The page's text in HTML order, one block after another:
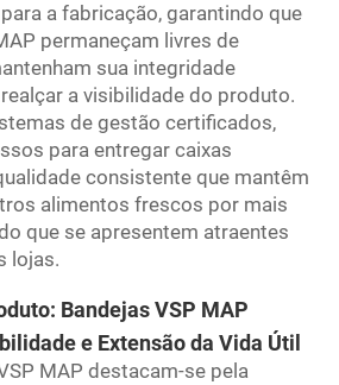
a fabricação, garantindo que
permaneçam livres de
sua integridade
a visibilidade do produto.
de gestão certificados,
para entregar caixas
consistente que mantêm
alimentos frescos por mais
que se apresentem atraentes
lojas.
Bandejas VSP MAP
e Extensão da Vida Útil
MAP destacam-se pela